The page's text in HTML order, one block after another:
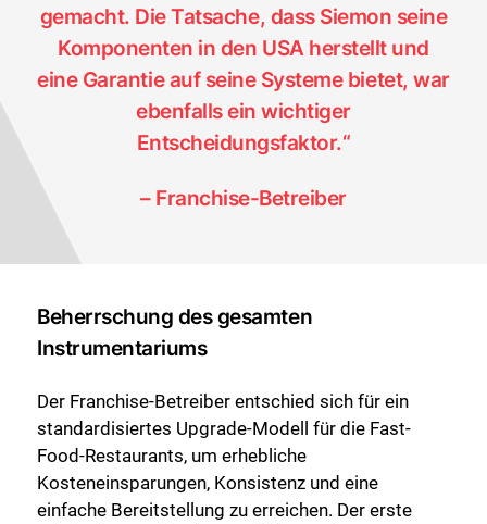
gemacht. Die Tatsache, dass Siemon seine
Komponenten in den USA herstellt und
eine Garantie auf seine Systeme bietet, war
ebenfalls ein wichtiger
Entscheidungsfaktor.“
– Franchise-Betreiber
Beherrschung des gesamten
Instrumentariums
Der Franchise-Betreiber entschied sich für ein
standardisiertes Upgrade-Modell für die Fast-
Food-Restaurants, um erhebliche
Kosteneinsparungen, Konsistenz und eine
einfache Bereitstellung zu erreichen. Der erste